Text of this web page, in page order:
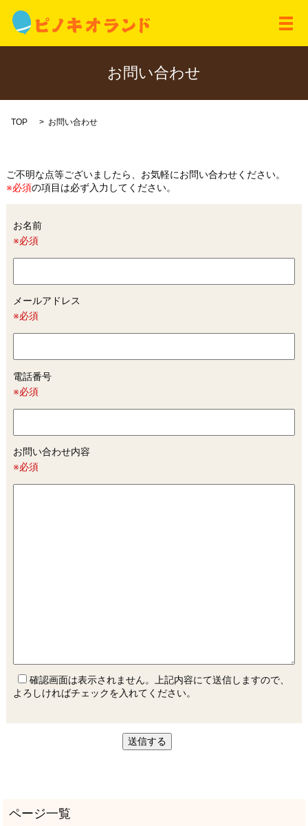
メ
お問い合わせ
TOP お問い合わせ
ご不明な点等ございましたら、お気軽にお問い合わせください。
※必須の項目は必ず入力してください。
お名前
※必須
メールアドレス
※必須
電話番号
※必須
お問い合わせ内容
※必須
確認画面は表示されません。上記内容にて送信しますので、
よろしければチェックを入れてください。